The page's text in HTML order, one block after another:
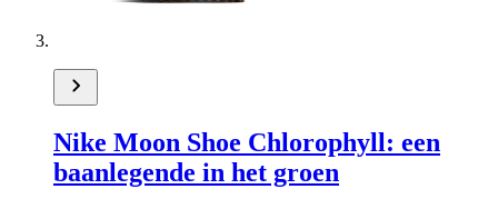
Nike Moon Shoe Chlorophyll: een
baanlegende in het groen